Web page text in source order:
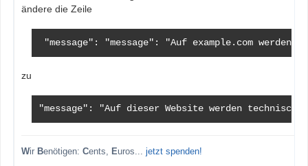
ändere die Zeile
"message": "message": "Auf example.com
zu
"message": "Auf dieser Website werden
Wir Benötigen: Cents, Euros... jetzt spenden!